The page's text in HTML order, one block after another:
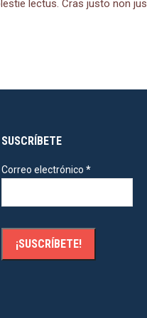
lectus. Cras justo non
SUSCRÍBETE
Correo electrónico *